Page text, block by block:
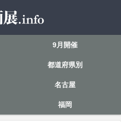
9月開催
都道府県別
名古屋
福岡